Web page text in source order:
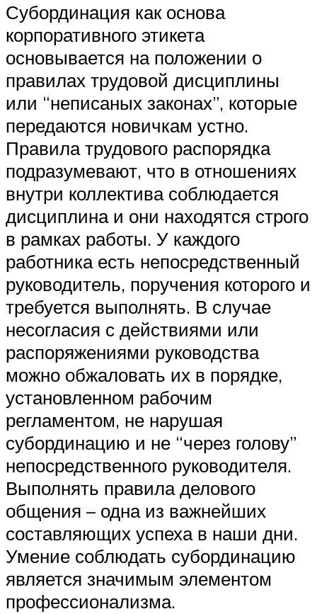
Субординация как основа
корпоративного этикета
основывается на положении о
правилах трудовой дисциплины
или “неписаных законах”, которые
передаются новичкам устно.
Правила трудового распорядка
подразумевают, что в отношениях
внутри коллектива соблюдается
дисциплина и они находятся строго
в рамках работы. У каждого
работника есть непосредственный
руководитель, поручения которого и
требуется выполнять. В случае
несогласия с действиями или
распоряжениями руководства
можно обжаловать их в порядке,
установленном рабочим
регламентом, не нарушая
субординацию и не “через голову”
непосредственного руководителя.
Выполнять правила делового
общения – одна из важнейших
составляющих успеха в наши дни.
Умение соблюдать субординацию
является значимым элементом
профессионализма.